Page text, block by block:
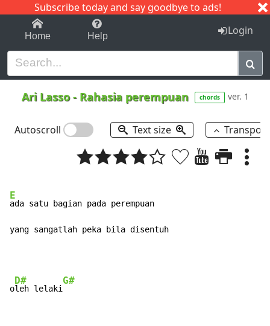
Subscribe today and say goodbye to ads!
1-9 C I J
Home Help Login
Ari Lasso- Rahasia perempuan chords ver. 1
Autoscroll Text size
E
ada satu bagian pada perempuan
yang sangatlah peka bila disentuh
o
D#
leh lelaki
G#